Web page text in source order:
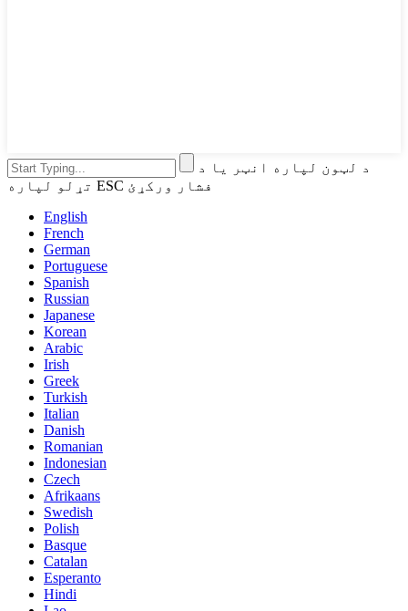
د لټون لپاره انټر یا د
تړلو لپاره ESC فشار ورکړئ
English
French
German
Portuguese
Spanish
Russian
Japanese
Korean
Arabic
Irish
Greek
Turkish
Italian
Danish
Romanian
Indonesian
Czech
Afrikaans
Swedish
Polish
Basque
Catalan
Esperanto
Hindi